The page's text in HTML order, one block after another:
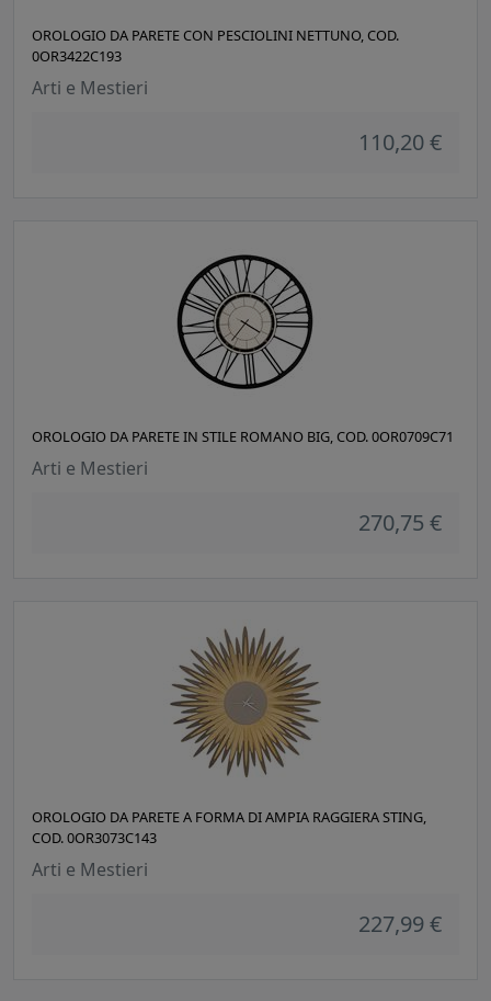
OROLOGIO DA PARETE CON PESCIOLINI NETTUNO, COD.
0OR3422C193
Arti e Mestieri
110,20 €
OROLOGIO DA PARETE IN STILE ROMANO BIG, COD. 0OR0709C71
Arti e Mestieri
270,75 €
OROLOGIO DA PARETE A FORMA DI AMPIA RAGGIERA STING,
COD. 0OR3073C143
Arti e Mestieri
227,99 €